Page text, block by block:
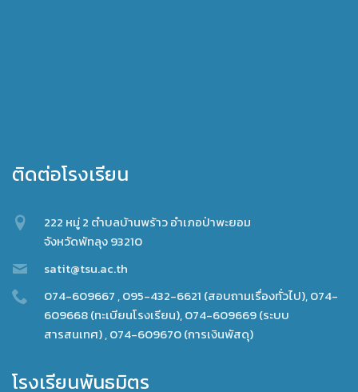
ติดต่อโรงเรียน
222 หมู่ 2 ตำบลบ้านพร้าว อำเภอป่าพะยอม
จังหวัดพัทลุง 93210
satit@tsu.ac.th
074-609667 , 095-432-6621 (สอบถามเรื่องทั่วไป), 074-
609668 (ทะเบียนโรงเรียน), 074-609669 (ระบบ
สารสนเทศ) , 074-609670 (การเงินพัสดุ)
โรงเรียนพันธมิตร